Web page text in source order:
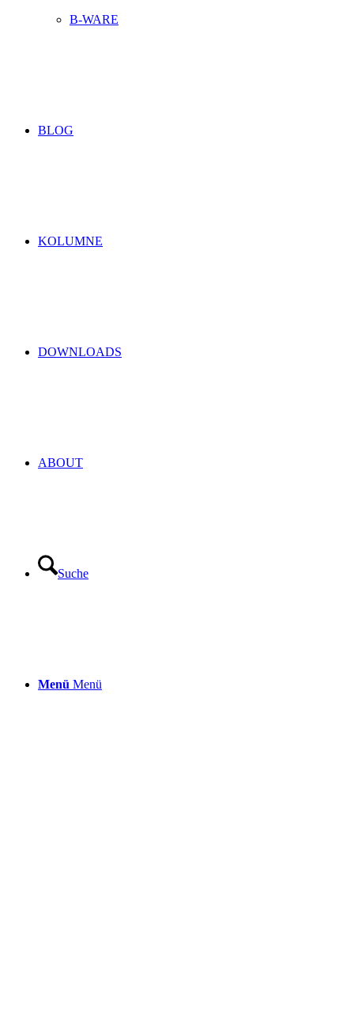
B-WARE
BLOG
KOLUMNE
DOWNLOADS
ABOUT
Suche
Menü Menü